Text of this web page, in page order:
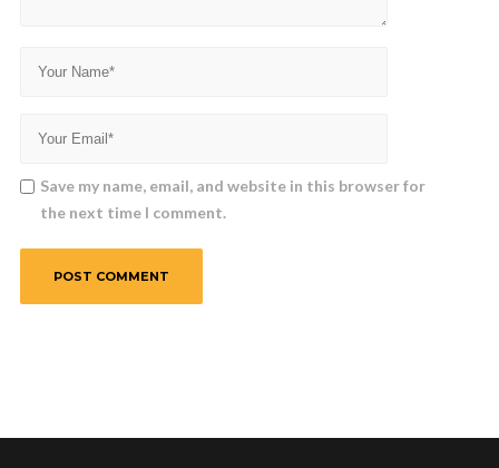
Save my name, email, and website in this browser for
the next time I comment.